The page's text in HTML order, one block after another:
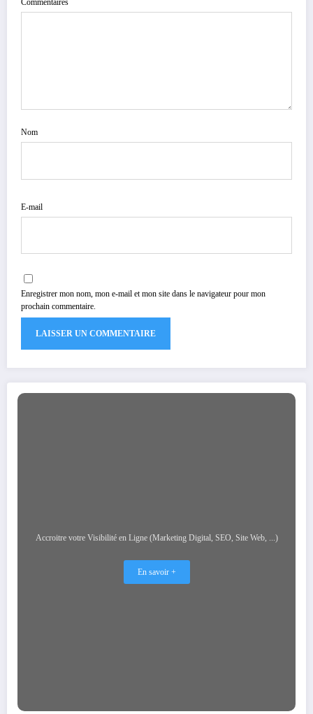
Nom
E-mail
Enregistrer mon nom, mon e-mail et mon site dans le navigateur pour mon
prochain commentaire.
Accroitre votre Visibilité en Ligne (Marketing Digital, SEO, Site Web, ...)
En savoir +